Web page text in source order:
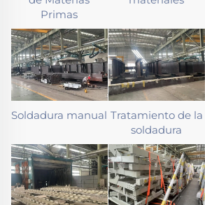
Primas
Soldadura manual Tratamiento de la
soldadura